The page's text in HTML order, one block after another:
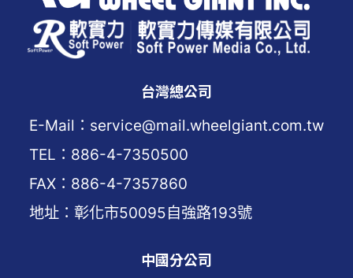
台灣總公司
E-Mail：service@mail.wheelgiant.com.tw
TEL：886-4-7350500
FAX：886-4-7357860
地址：彰化市50095自強路193號
中國分公司